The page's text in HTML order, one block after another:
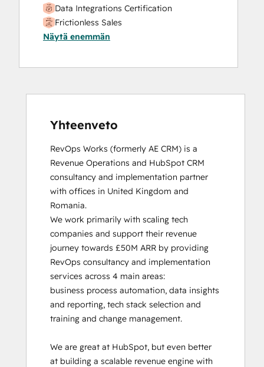
Data Integrations Certification
Frictionless Sales
HubSpot Implementation for Partners
Certification
Inbound
Platform Consulting
Näytä enemmän
Yhteenveto
RevOps Works (formerly AE CRM) is a
Revenue Operations and HubSpot CRM
consultancy and implementation partner
with offices in United Kingdom and
Romania.
We work primarily with scaling tech
companies and support their revenue
journey towards £50M ARR by providing
RevOps consultancy and implementation
services across 4 main areas:
business process automation, data insights
and reporting, tech stack selection and
training and change management.
We are great at HubSpot, but even better
at building a scalable revenue engine with